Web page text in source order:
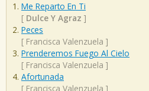
Me Reparto En Ti
[ Dulce Y Agraz ]
Peces
[ Francisca Valenzuela ]
Prenderemos Fuego Al Cielo
[ Francisca Valenzuela ]
Afortunada
[ Francisca Valenzuela ]